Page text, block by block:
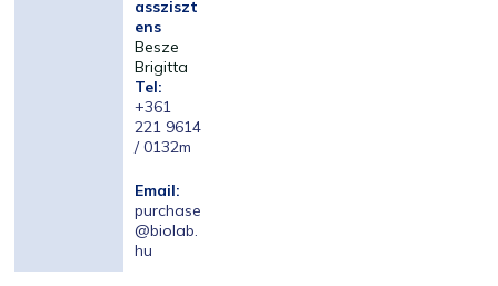
assziszt
ens
Besze
Brigitta
Tel:
+361
221 9614
/ 0132m
Email:
purchase
@biolab.
hu